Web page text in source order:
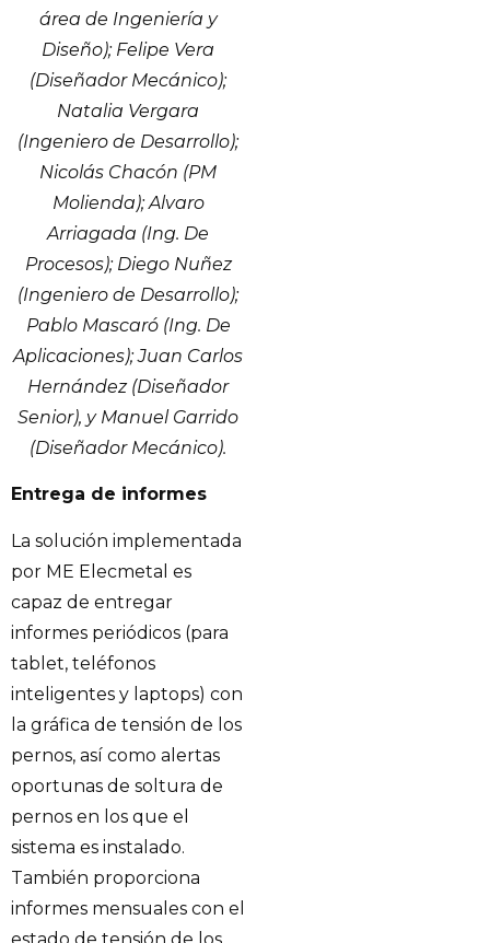
área de Ingeniería y
Diseño); Felipe Vera
(Diseñador Mecánico);
Natalia Vergara
(Ingeniero de Desarrollo);
Nicolás Chacón (PM
Molienda); Alvaro
Arriagada (Ing. De
Procesos); Diego Nuñez
(Ingeniero de Desarrollo);
Pablo Mascaró (Ing. De
Aplicaciones); Juan Carlos
Hernández (Diseñador
Senior), y Manuel Garrido
(Diseñador Mecánico).
Entrega de informes
La solución implementada
por ME Elecmetal es
capaz de entregar
informes periódicos (para
tablet, teléfonos
inteligentes y laptops) con
la gráfica de tensión de los
pernos, así como alertas
oportunas de soltura de
pernos en los que el
sistema es instalado.
También proporciona
informes mensuales con el
estado de tensión de los